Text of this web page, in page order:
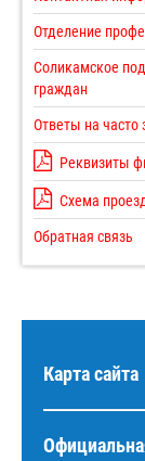
Отделение
Соликамское
граждан
Ответы на
Реквизиты
Схема
Обратная связь
Карта сайта